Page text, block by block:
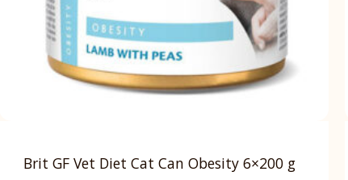
Brit GF Vet Diet Cat Can Obesity 6×200 g